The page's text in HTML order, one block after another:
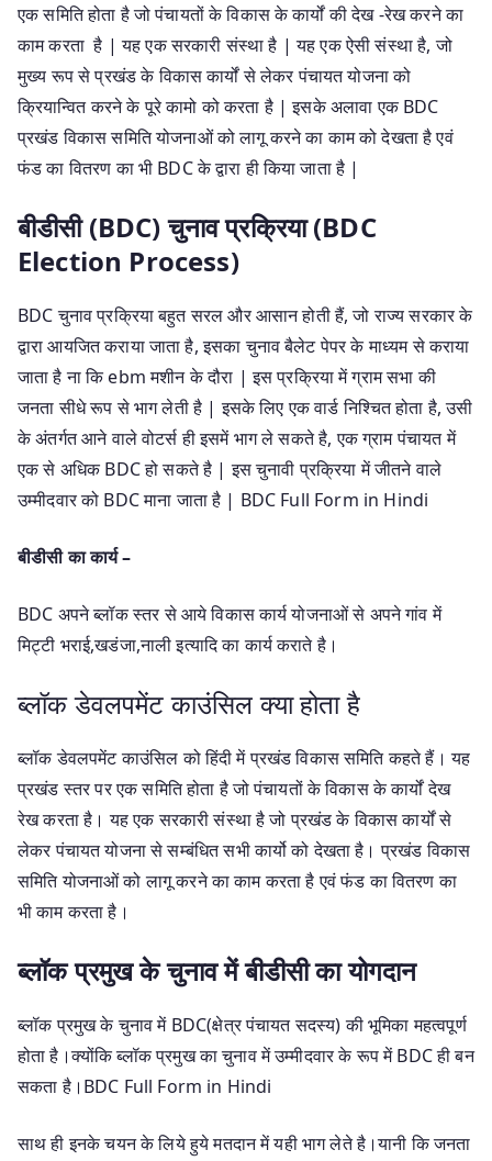
एक समिति होता है जो पंचायतों के विकास के कार्यों की देख -रेख करने का
काम करता है | यह एक सरकारी संस्था है | यह एक ऐसी संस्था है, जो
मुख्य रूप से प्रखंड के विकास कार्यों से लेकर पंचायत योजना को
क्रियान्वित करने के पूरे कामो को करता है | इसके अलावा एक BDC
प्रखंड विकास समिति योजनाओं को लागू करने का काम को देखता है एवं
फंड का वितरण का भी BDC के द्वारा ही किया जाता है |
बीडीसी (BDC) चुनाव प्रक्रिया (BDC
Election Process)
BDC चुनाव प्रक्रिया बहुत सरल और आसान होती हैं, जो राज्य सरकार के
द्वारा आयजित कराया जाता है, इसका चुनाव बैलेट पेपर के माध्यम से कराया
जाता है ना कि ebm मशीन के दौरा | इस प्रक्रिया में ग्राम सभा की
जनता सीधे रूप से भाग लेती है | इसके लिए एक वार्ड निश्चित होता है, उसी
के अंतर्गत आने वाले वोटर्स ही इसमें भाग ले सकते है, एक ग्राम पंचायत में
एक से अधिक BDC हो सकते है | इस चुनावी प्रक्रिया में जीतने वाले
उम्मीदवार को BDC माना जाता है | BDC Full Form in Hindi
बीडीसी का कार्य –
BDC अपने ब्लॉक स्तर से आये विकास कार्य योजनाओं से अपने गांव में
मिट्टी भराई,खडंजा,नाली इत्यादि का कार्य कराते है।
ब्लॉक डेवलपमेंट काउंसिल क्या होता है
ब्लॉक डेवलपमेंट काउंसिल को हिंदी में प्रखंड विकास समिति कहते हैं। यह
प्रखंड स्तर पर एक समिति होता है जो पंचायतों के विकास के कार्यों देख
रेख करता है। यह एक सरकारी संस्था है जो प्रखंड के विकास कार्यों से
लेकर पंचायत योजना से सम्बंधित सभी कार्यो को देखता है। प्रखंड विकास
समिति योजनाओं को लागू करने का काम करता है एवं फंड का वितरण का
भी काम करता है।
ब्लॉक प्रमुख के चुनाव में बीडीसी का योगदान
ब्लॉक प्रमुख के चुनाव में BDC(क्षेत्र पंचायत सदस्य) की भूमिका महत्वपूर्ण
होता है।क्योंकि ब्लॉक प्रमुख का चुनाव में उम्मीदवार के रूप में BDC ही बन
सकता है।BDC Full Form in Hindi
साथ ही इनके चयन के लिये हुये मतदान में यही भाग लेते है।यानी कि जनता